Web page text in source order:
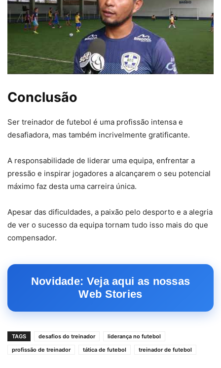
Conclusão
Ser treinador de futebol é uma profissão intensa e
desafiadora, mas também incrivelmente gratificante.
A responsabilidade de liderar uma equipa, enfrentar a
pressão e inspirar jogadores a alcançarem o seu potencial
máximo faz desta uma carreira única.
Apesar das dificuldades, a paixão pelo desporto e a alegria
de ver o sucesso da equipa tornam tudo isso mais do que
compensador.
Novidade: Veja aqui as nossas
Web Stories
TAGS desafios do treinador
liderança no futebol
profissão de treinador
tática de futebol treinador de futebol